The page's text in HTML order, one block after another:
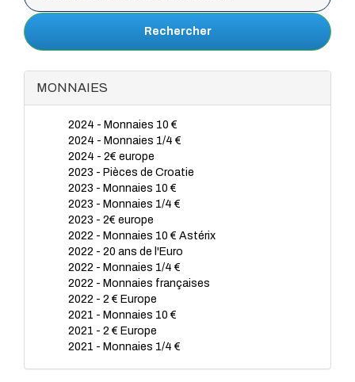
Rechercher
MONNAIES
2024 - Monnaies 10 €
2024 - Monnaies 1/4 €
2024 - 2€ europe
2023 - Pièces de Croatie
2023 - Monnaies 10 €
2023 - Monnaies 1/4 €
2023 - 2€ europe
2022 - Monnaies 10 € Astérix
2022 - 20 ans de l'Euro
2022 - Monnaies 1/4 €
2022 - Monnaies françaises
2022 - 2 € Europe
2021 - Monnaies 10 €
2021 - 2 € Europe
2021 - Monnaies 1/4 €